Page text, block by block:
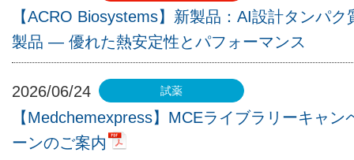
【ACRO Biosystems】新製品：AI設計タンパク
製品 ― 優れた熱安定性とパフォーマンス
2026/06/24
【Medchemexpress】MCEライブラリーキャン
ーンのご案内